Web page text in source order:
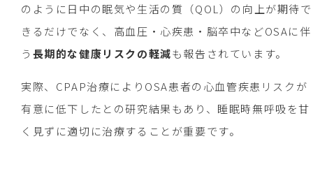
のように日中の眠気や生活の質（QOL）の向上が期待で
きるだけでなく、高血圧・心疾患・脳卒中などOSAに伴
う 長期的な健康リスクの軽減も報告されています。
実際、CPAP治療によりOSA患者の心血管疾患リスクが
有意に低下したとの研究結果もあり、睡眠時無呼吸を甘
く見ずに適切に治療することが重要です。